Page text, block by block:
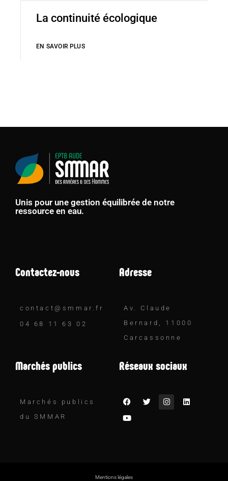
La continuité écologique
EN SAVOIR PLUS
Unis pour une gestion équilibrée de notre
ressource en eau.
Contactez-nous
contact@smmar.fr
04 68 11 63 02
Adresse
Av. Claude
Bernard, 11000
Carcassonne
Marchés publics
Marchés publics
du SMMAR
Réseaux sociaux
Mentions légales